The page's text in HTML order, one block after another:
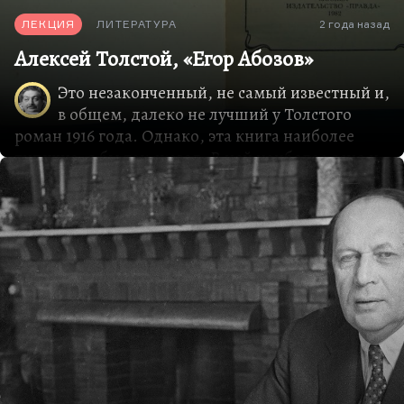
ЛЕКЦИЯ ЛИТЕРАТУРА 2 года назад
Алексей Толстой, «Егор Абозов»
Это незаконченный, не самый известный и,
в общем, далеко не лучший у Толстого
роман 1916 года. Однако, эта книга наиболее
типична, я бы так сказал. В ней наиболее ясно и
полно отразился русский Серебряный век, каким
он был в Петербурге. В Москве, вероятно, он
имел другой вид: как-никак в Москве было
побольше спокойствия, рациональности,
реалистов, был знаменитый кружок Телешова и
Бунина «Среда», в котором была гораздо более
здоровая атмосфера, чем в кабаке «Бродячая
собака», который выведен у Толстого под
названием «Подземная клюква».
Но идет 1915 год, а действие происходит вообще
в 1912. Уже нет «Среды», она собирается очень